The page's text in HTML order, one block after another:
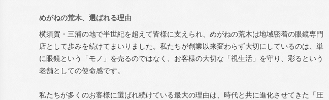
めがねの荒木、選ばれる理由
横須賀・三浦の地で半世紀を超えて皆様に支えられ、めがねの荒木は地域密着の眼鏡専門
店として歩みを続けてまいりました。私たちが創業以来変わらず大切にしているのは、単
に眼鏡という「モノ」を売るのではなく、お客様の大切な「視生活」を守り、彩るという
老舗としての使命感です。
私たちが多くのお客様に選ばれ続けている最大の理由は、時代と共に進化させてきた「圧